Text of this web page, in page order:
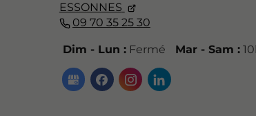
ESSONNES
09 70 35 25 30
Dim - Lun :Fermé Mar - Sam :